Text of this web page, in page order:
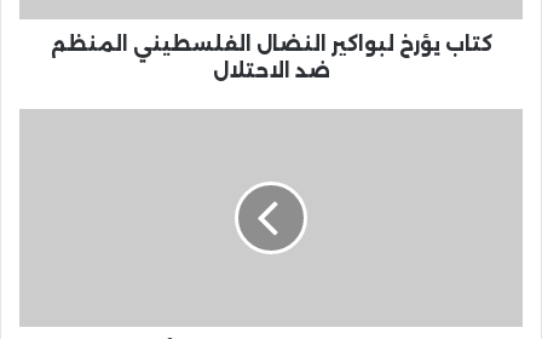
كتاب يؤرخ لبواكير النضال الفلسطيني المنظم
ضد الاحتلال